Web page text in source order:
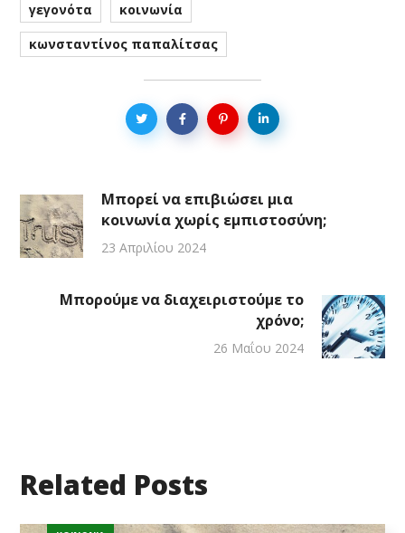
γεγονότα
κοινωνία
κωνσταντίνος παπαλίτσας
Μπορεί να επιβιώσει μια
κοινωνία χωρίς εμπιστοσύνη;
23 Απριλίου 2024
Μπορούμε να διαχειριστούμε το
χρόνο;
26 Μαΐου 2024
Related Posts